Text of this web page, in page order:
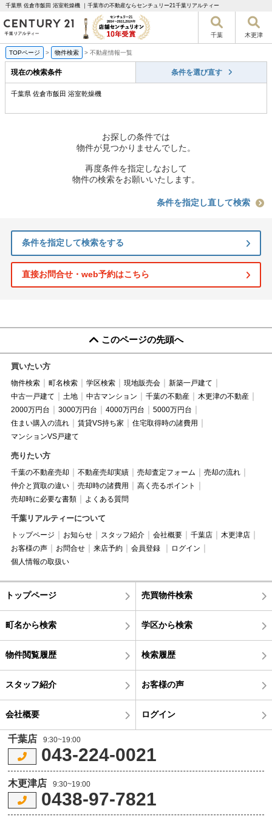
千葉県 佐倉市飯田 浴室乾燥機 ｜千葉市の不動産ならセンチュリー21千葉リアルティー
千葉 木更津
TOPページ > 物件検索 > 不動産情報一覧
現在の検索条件 条件を選び直す
千葉県 佐倉市飯田 浴室乾燥機
お探しの条件では
物件が見つかりませんでした。
再度条件を指定しなおして
物件の検索をお願いいたします。
条件を指定し直して検索
条件を指定して検索をする
直接お問合せ・web予約はこちら
このページの先頭へ
買いたい方
物件検索 町名検索 学区検索 現地販売会
新築一戸建て
中古一戸建て
土地 中古マンション 千葉の不動産
木更津の不動産
2000万円台
3000万円台 4000万円台
5000万円台
住まい購入の流れ
賃貸VS持ち家
住宅取得時の諸費用
マンションVS戸建て
売りたい方
千葉の不動産売却 不動産売却実績 売却査定フォーム
売却の流れ
仲介と買取の違い
売却時の諸費用
高く売るポイント
売却時に必要な書類
よくある質問
千葉リアルティーについて
トップページ お知らせ スタッフ紹介 会社概要 千葉店
木更津店
お客様の声
お問合せ 来店予約 会員登録
ログイン
個人情報の取扱い
トップページ 売買物件検索
町名から検索 学区から検索
物件閲覧履歴 検索履歴
スタッフ紹介 お客様の声
会社概要 ログイン
千葉店 9:30~19:00
043-224-0021
木更津店 9:30~19:00
0438-97-7821